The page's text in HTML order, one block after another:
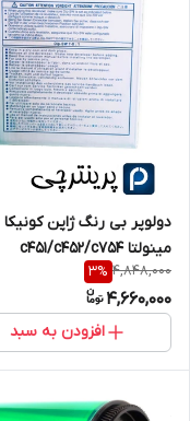
دولوپر بی رنگ ژاپن کونیکا
مینولتا c451/c452/c754
4,848,000
3%
4,660,000
افزودن به سبد